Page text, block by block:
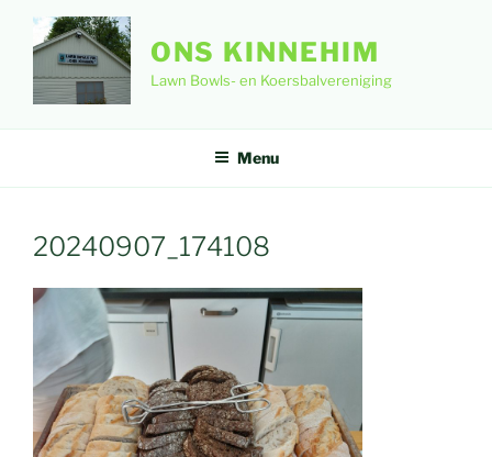
inhoud
ONS KINNEHIM
Lawn Bowls- en Koersbalvereniging
Menu
20240907_174108